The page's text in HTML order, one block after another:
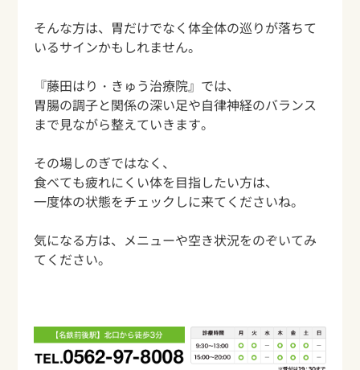
そんな方は、胃だけでなく体全体の巡りが落ちて
いるサインかもしれません。
『藤田はり・きゅう治療院』では、
胃腸の調子と関係の深い足や自律神経のバランス
まで見ながら整えていきます。
その場しのぎではなく、
食べても疲れにくい体を目指したい方は、
一度体の状態をチェックしに来てくださいね。
気になる方は、メニューや空き状況をのぞいてみ
てください。